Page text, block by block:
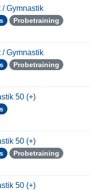
/ Gymnastik
Probetraining
/ Gymnastik
Probetraining
50 (+)
50 (+)
Probetraining
50 (+)